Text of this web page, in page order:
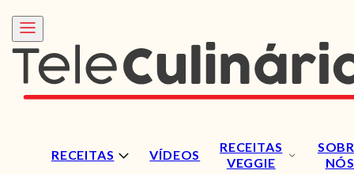
RECEITAS VÍDEOS
RECEITAS
VEGGIE
NÓS